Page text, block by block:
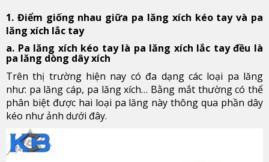
1. Điểm giống nhau giữa pa lăng xích kéo tay và pa
lăng xích lắc tay
a. Pa lăng xích kéo tay là pa lăng xích lắc tay đều là
pa lăng dòng dây xích
Trên thị trường hiện nay có đa dạng các loại pa lăng
như: pa lăng cáp, pa lăng xích… Bằng mắt thường có thể
phân biệt được hai loại pa lăng này thông qua phần dây
kéo như ảnh dưới đây.